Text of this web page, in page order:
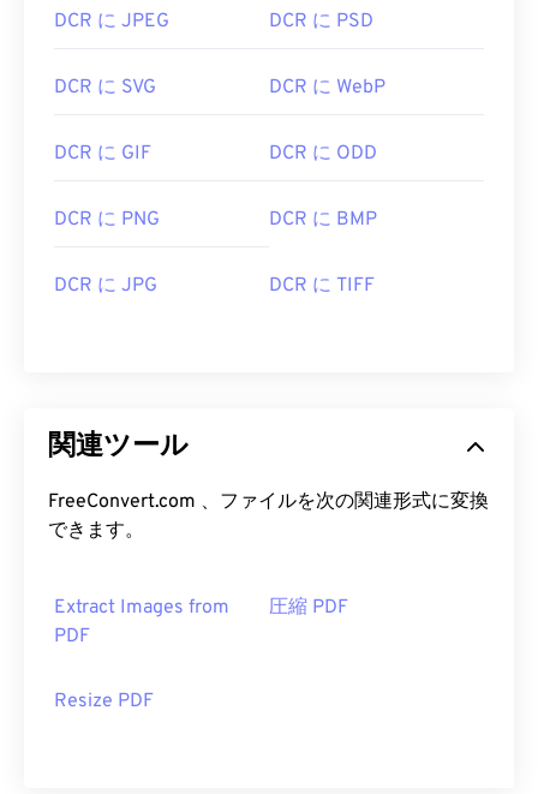
DCR に JPEG DCR に PSD
DCR に SVG DCR に WebP
DCR に GIF DCR に ODD
DCR に PNG DCR に BMP
DCR に JPG DCR に TIFF
関連ツール
FreeConvert.com 、ファイルを次の関連形式に変換
できます。
Extract Images from
PDF
圧縮 PDF
Resize PDF